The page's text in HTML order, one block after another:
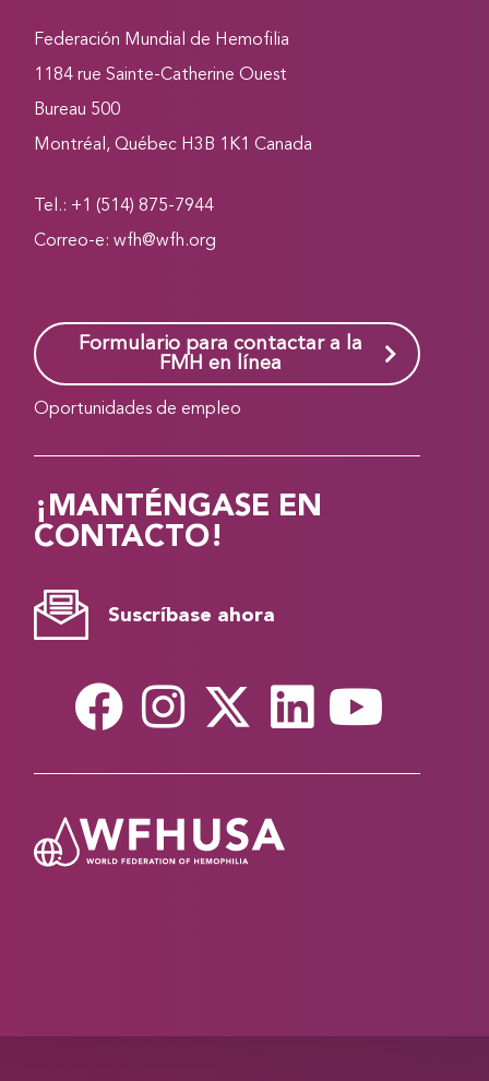
Federación Mundial de Hemofilia
1184 rue Sainte-Catherine Ouest
Bureau 500
Montréal, Québec H3B 1K1 Canada
Tel.: +1 (514) 875-7944
Correo-e:wfh@wfh.org
Formulario para contactar a la
FMH en línea
Oportunidades de empleo
¡MANTÉNGASE EN
CONTACTO!
Suscríbase ahora